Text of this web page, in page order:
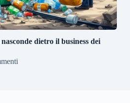
dietro il business dei